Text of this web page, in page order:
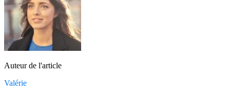
Auteur de l'article
Valérie